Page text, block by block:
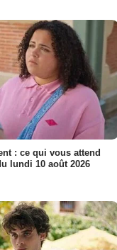
: ce qui vous attend
lundi 10 août 2026